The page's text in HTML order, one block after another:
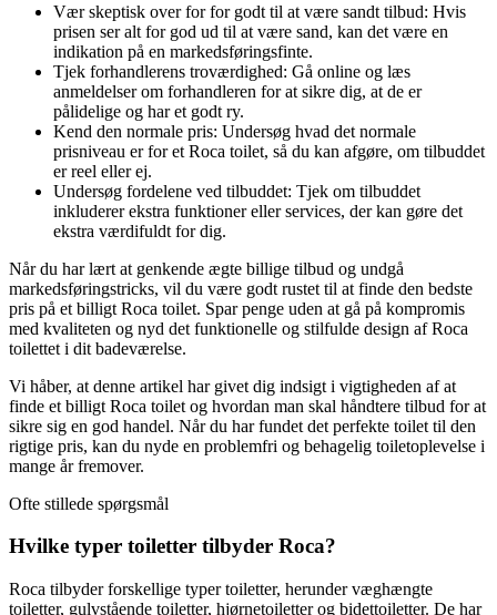
Vær skeptisk over for for godt til at være sandt tilbud: Hvis
prisen ser alt for god ud til at være sand, kan det være en
indikation på en markedsføringsfinte.
Tjek forhandlerens troværdighed: Gå online og læs
anmeldelser om forhandleren for at sikre dig, at de er
pålidelige og har et godt ry.
Kend den normale pris: Undersøg hvad det normale
prisniveau er for et Roca toilet, så du kan afgøre, om tilbuddet
er reel eller ej.
Undersøg fordelene ved tilbuddet: Tjek om tilbuddet
inkluderer ekstra funktioner eller services, der kan gøre det
ekstra værdifuldt for dig.
Når du har lært at genkende ægte billige tilbud og undgå
markedsføringstricks, vil du være godt rustet til at finde den bedste
pris på et billigt Roca toilet. Spar penge uden at gå på kompromis
med kvaliteten og nyd det funktionelle og stilfulde design af Roca
toilettet i dit badeværelse.
Vi håber, at denne artikel har givet dig indsigt i vigtigheden af ​​at
finde et billigt Roca toilet og hvordan man skal håndtere tilbud for at
sikre sig en god handel. Når du har fundet det perfekte toilet til den
rigtige pris, kan du nyde en problemfri og behagelig toiletoplevelse i
mange år fremover.
Ofte stillede spørgsmål
Hvilke typer toiletter tilbyder Roca?
Roca tilbyder forskellige typer toiletter, herunder væghængte
toiletter, gulvstående toiletter, hjørnetoiletter og bidettoiletter. De har